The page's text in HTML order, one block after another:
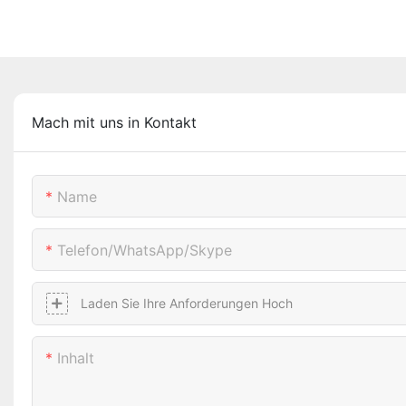
Mach mit uns in Kontakt
Name
Telefon/WhatsApp/Skype
Laden Sie Ihre Anforderungen Hoch
Inhalt